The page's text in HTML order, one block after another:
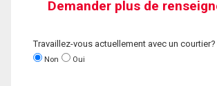
Demander plus de
Travaillez-vous actuellement avec un courtier?
Non Oui